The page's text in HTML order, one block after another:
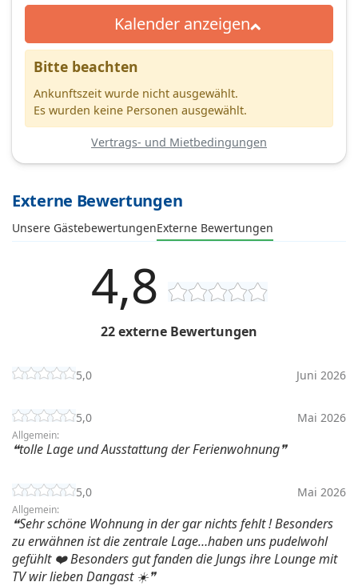
Kalender anzeigen
Bitte beachten
Ankunftszeit wurde nicht ausgewählt.
Es wurden keine Personen ausgewählt.
Vertrags- und Mietbedingungen
Externe Bewertungen
Unsere GästebewertungenExterne Bewertungen
4,8
22 externe Bewertungen
5,0 Juni 2026
5,0 Mai 2026
Allgemein:
tolle Lage und Ausstattung der Ferienwohnung
5,0 Mai 2026
Allgemein:
Sehr schöne Wohnung in der gar nichts fehlt ! Besonders
zu erwähnen ist die zentrale Lage…haben uns pudelwohl
gefühlt ❤️ Besonders gut fanden die Jungs ihre Lounge mit
TV wir lieben Dangast ☀️